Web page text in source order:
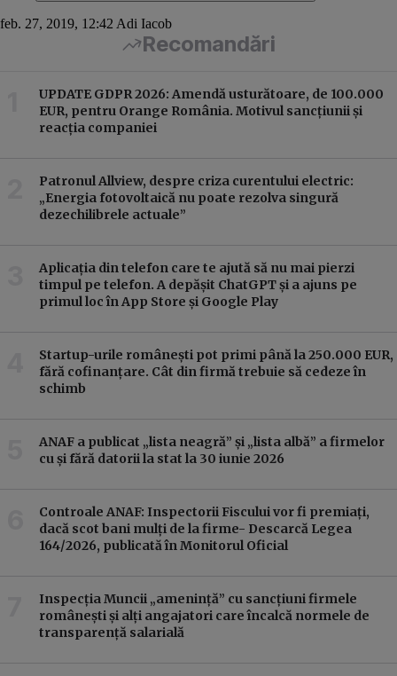
feb. 27, 2019, 12:42 Adi Iacob
Recomandări
UPDATE GDPR 2026: Amendă usturătoare, de 100.000
EUR, pentru Orange România. Motivul sancțiunii și
reacția companiei
Patronul Allview, despre criza curentului electric:
„Energia fotovoltaică nu poate rezolva singură
dezechilibrele actuale”
Aplicația din telefon care te ajută să nu mai pierzi
timpul pe telefon. A depășit ChatGPT și a ajuns pe
primul loc în App Store și Google Play
Startup-urile românești pot primi până la 250.000 EUR,
fără cofinanțare. Cât din firmă trebuie să cedeze în
schimb
ANAF a publicat „lista neagră” și „lista albă” a firmelor
cu și fără datorii la stat la 30 iunie 2026
Controale ANAF: Inspectorii Fiscului vor fi premiați,
dacă scot bani mulți de la firme- Descarcă Legea
164/2026, publicată în Monitorul Oficial
Inspecția Muncii „amenință” cu sancțiuni firmele
românești și alți angajatori care încalcă normele de
transparență salarială